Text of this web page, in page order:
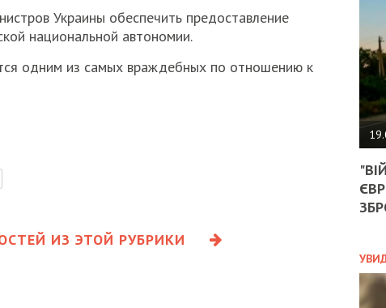
Украины обеспечить предоставление
национальной автономии.
одним из самых враждебных по отношению к
ИЗ ЭТОЙ РУБРИКИ
НА